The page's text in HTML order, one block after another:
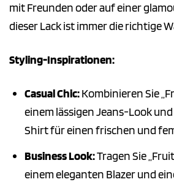
mit Freunden oder auf einer
dieser Lack ist immer die richtige
Styling-Inspirationen:
Casual Chic:Kombinieren Sie
einem lässigen Jeans-Look
Shirt für einen frischen und
Business Look:Tragen Sie
einem eleganten Blazer und